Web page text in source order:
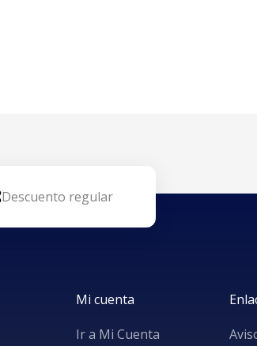
Descuento regular
Mi cuenta
Ir a Mi Cuenta